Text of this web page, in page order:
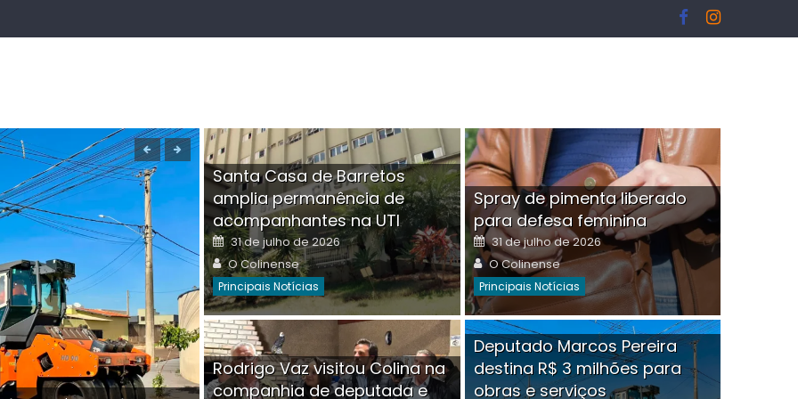
Boutique na Av. Ângelo Martins Tristão é
invadida por criminoso mascarado
Posted
30 de julho de 2026 Author
O Colinense Comment(0)
Santa Casa de Barretos
amplia permanência de
acompanhantes na UTI
Posted
on
31 de julho de 2026
Author
O Colinense
Principais Notícias
Spray de pimenta liberado
para defesa feminina
Posted
on
31 de julho de 2026
Author
O Colinense
Principais Notícias
Rodrigo Vaz visitou Colina na
companhia de deputada e
Deputado Marcos Pereira
destina R$ 3 milhões para
obras e serviços